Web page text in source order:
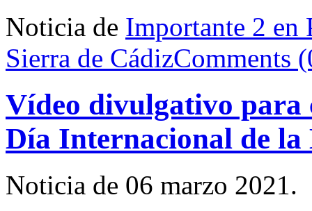
Noticia de Importante 2 en
Sierra de CádizComments
Vídeo divulgativo
Día Internacional de
Noticia de 06 marzo 2021.